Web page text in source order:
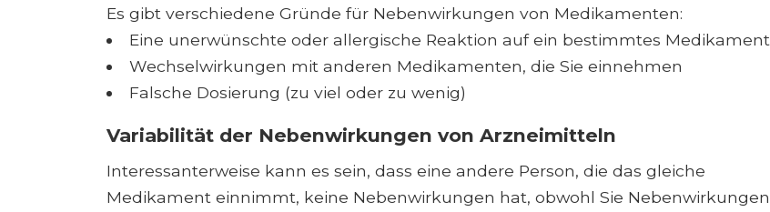
Es gibt verschiedene Gründe für Nebenwirkungen von Medikamenten:
Eine unerwünschte oder allergische Reaktion auf ein bestimmtes Medikament
Wechselwirkungen mit anderen Medikamenten, die Sie einnehmen
Falsche Dosierung (zu viel oder zu wenig)
Variabilität der Nebenwirkungen von Arzneimitteln
Interessanterweise kann es sein, dass eine andere Person, die das gleiche
Medikament einnimmt, keine Nebenwirkungen hat, obwohl Sie Nebenwirkungen